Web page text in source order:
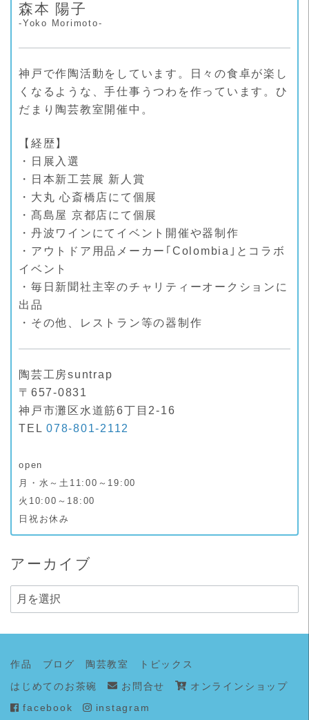
森本 陽子
-Yoko Morimoto-
神戸で作陶活動をしています。日々の食卓が楽し
くなるような、手仕事うつわを作っています。ひ
だまり陶芸教室開催中。
【経歴】
・日展入選
・日本新工芸展 新人賞
・大丸 心斎橋店にて個展
・髙島屋 京都店にて個展
・丹波ワインにてイベント開催や器制作
・アウトドア用品メーカー｢Colombia｣とコラボ
イベント
・毎日新聞社主宰のチャリティーオークションに
出品
・その他、レストラン等の器制作
陶芸工房suntrap
〒657-0831
神戸市灘区水道筋6丁目2-16
TEL078-801-2112
open
月・水～土11:00～19:00
火10:00～18:00
日祝お休み
アーカイブ
ア
ー
ブ
作品 ブログ 陶芸教室
トピックス
はじめてのお茶碗
お問合せ
オンラインショップ
facebook
instagram